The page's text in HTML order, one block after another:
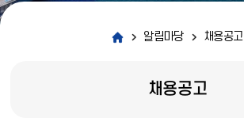
알림마당 채용공고
채용공고